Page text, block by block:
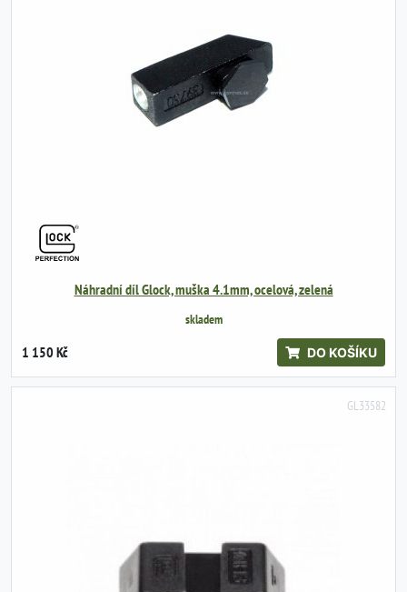
Náhradní díl Glock, muška 4.1mm, ocelová, zelená
skladem
1 150 Kč DO KOŠÍKU
GL33582